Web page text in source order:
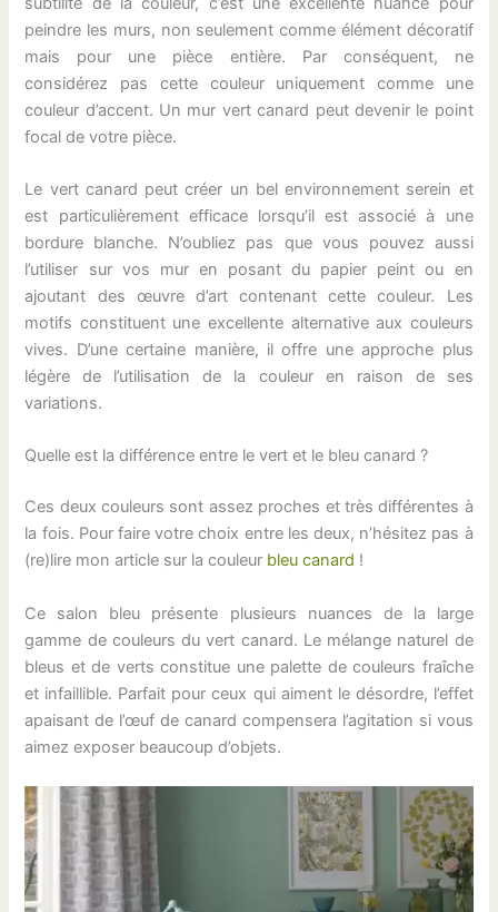
peindre les murs, non seulement comme élément décoratif
mais pour une pièce entière. Par conséquent, ne
considérez pas cette couleur uniquement comme une
couleur d’accent. Un mur vert canard peut devenir le point
focal de votre pièce.
Le vert canard peut créer un bel environnement serein et
est particulièrement efficace lorsqu’il est associé à une
bordure blanche. N’oubliez pas que vous pouvez aussi
l’utiliser sur vos mur en posant du papier peint ou en
ajoutant des œuvre d’art contenant cette couleur. Les
motifs constituent une excellente alternative aux couleurs
vives. D’une certaine manière, il offre une approche plus
légère de l’utilisation de la couleur en raison de ses
variations.
Quelle est la différence entre le vert et le bleu canard ?
Ces deux couleurs sont assez proches et très différentes à
la fois. Pour faire votre choix entre les deux, n’hésitez pas à
(re)lire mon article sur la couleur bleu canard !
Ce salon bleu présente plusieurs nuances de la large
gamme de couleurs du vert canard. Le mélange naturel de
bleus et de verts constitue une palette de couleurs fraîche
et infaillible. Parfait pour ceux qui aiment le désordre, l’effet
apaisant de l’œuf de canard compensera l’agitation si vous
aimez exposer beaucoup d’objets.